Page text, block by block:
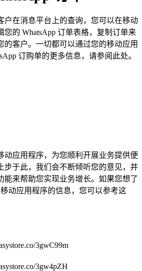
户在消息平台上的查询，您可以在移动
您的 WhatsApp 订单表格，复制订单来
的客户。一切都可以通过您的移动应用
订购单的更多信息，请参阅此处。
动应用程序，为您顺利开展业务提供便
步于此，我们会不断倾听您的意见，并
能来帮助您实现业务增长。如果您想了
移动应用程序的信息，您可以参考这
3gwC99m
3gw4pZH